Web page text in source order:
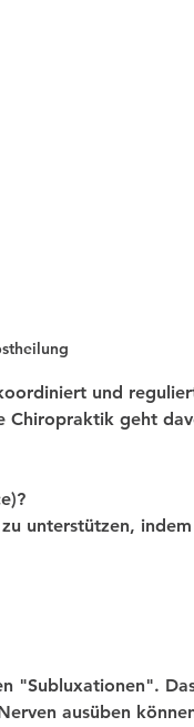
und
Chiropraktik geht
unterstützen,
"Subluxationen".
ausüben